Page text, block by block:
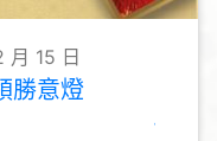
15 日
勝意燈